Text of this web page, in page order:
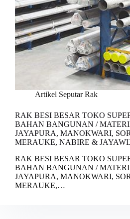
Artikel Seputar Rak
RAK BESI BESAR TOKO
BAHAN BANGUNAN /
JAYAPURA, MANOKWARI,
MERAUKE, NABIRE &
RAK BESI BESAR TOKO
BAHAN BANGUNAN /
JAYAPURA, MANOKWARI,
MERAUKE,…